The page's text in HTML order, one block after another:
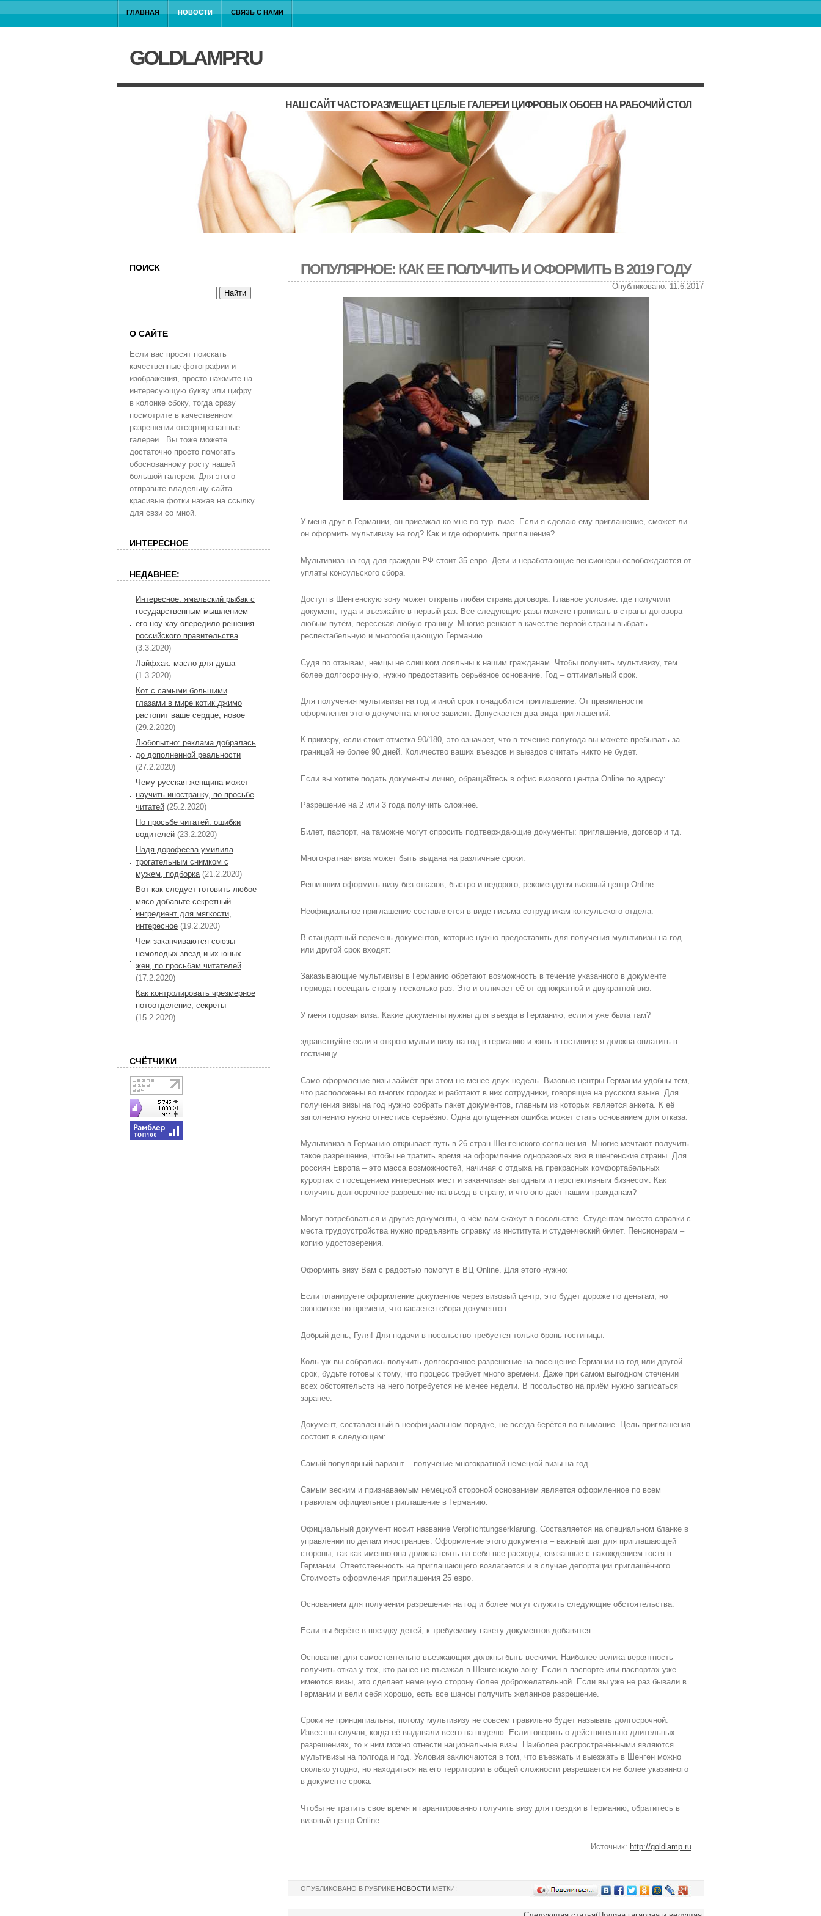
ГЛАВНАЯ НОВОСТИ СВЯЗЬ С НАМИ
GOLDLAMP.RU
НАШ САЙТ ЧАСТО РАЗМЕЩАЕТ ЦЕЛЫЕ ГАЛЕРЕИ ЦИФРОВЫХ ОБОЕВ НА РАБОЧИЙ СТОЛ
ПОПУЛЯРНОЕ: КАК ЕЕ ПОЛУЧИТЬ И ОФОРМИТЬ В 2019 ГОДУ
Опубликовано: 11.6.2017
У меня друг в Германии, он приезжал ко мне по тур. визе. Если я сделаю ему приглашение, сможет ли
он оформить мультивизу на год? Как и где оформить приглашение?
Мультивиза на год для граждан РФ стоит 35 евро. Дети и неработающие пенсионеры освобождаются от
уплаты консульского сбора.
Доступ в Шенгенскую зону может открыть любая страна договора. Главное условие: где получили
документ, туда и въезжайте в первый раз. Все следующие разы можете проникать в страны договора
любым путём, пересекая любую границу. Многие решают в качестве первой страны выбрать
респектабельную и многообещающую Германию.
Судя по отзывам, немцы не слишком лояльны к нашим гражданам. Чтобы получить мультивизу, тем
более долгосрочную, нужно предоставить серьёзное основание. Год – оптимальный срок.
Для получения мультивизы на год и иной срок понадобится приглашение. От правильности
оформления этого документа многое зависит. Допускается два вида приглашений:
К примеру, если стоит отметка 90/180, это означает, что в течение полугода вы можете пребывать за
границей не более 90 дней. Количество ваших въездов и выездов считать никто не будет.
Если вы хотите подать документы лично, обращайтесь в офис визового центра Online по адресу:
Разрешение на 2 или 3 года получить сложнее.
Билет, паспорт, на таможне могут спросить подтверждающие документы: приглашение, договор и тд.
Многократная виза может быть выдана на различные сроки:
Решившим оформить визу без отказов, быстро и недорого, рекомендуем визовый центр Online.
Неофициальное приглашение составляется в виде письма сотрудникам консульского отдела.
В стандартный перечень документов, которые нужно предоставить для получения мультивизы на год
или другой срок входят:
Заказывающие мультивизы в Германию обретают возможность в течение указанного в документе
периода посещать страну несколько раз. Это и отличает её от однократной и двукратной виз.
У меня годовая виза. Какие документы нужны для въезда в Германию, если я уже была там?
здравствуйте если я открою мульти визу на год в германию и жить в гостинице я должна оплатить в
гостиницу
Само оформление визы займёт при этом не менее двух недель. Визовые центры Германии удобны тем,
что расположены во многих городах и работают в них сотрудники, говорящие на русском языке. Для
получения визы на год нужно собрать пакет документов, главным из которых является анкета. К её
заполнению нужно отнестись серьёзно. Одна допущенная ошибка может стать основанием для отказа.
Мультивиза в Германию открывает путь в 26 стран Шенгенского соглашения. Многие мечтают получить
такое разрешение, чтобы не тратить время на оформление одноразовых виз в шенгенские страны. Для
россиян Европа – это масса возможностей, начиная с отдыха на прекрасных комфортабельных
курортах с посещением интересных мест и заканчивая выгодным и перспективным бизнесом. Как
получить долгосрочное разрешение на въезд в страну, и что оно даёт нашим гражданам?
Могут потребоваться и другие документы, о чём вам скажут в посольстве. Студентам вместо справки с
места трудоустройства нужно предъявить справку из института и студенческий билет. Пенсионерам –
копию удостоверения.
Оформить визу Вам с радостью помогут в ВЦ Online. Для этого нужно:
Если планируете оформление документов через визовый центр, это будет дороже по деньгам, но
экономнее по времени, что касается сбора документов.
Добрый день, Гуля! Для подачи в посольство требуется только бронь гостиницы.
Коль уж вы собрались получить долгосрочное разрешение на посещение Германии на год или другой
срок, будьте готовы к тому, что процесс требует много времени. Даже при самом выгодном стечении
всех обстоятельств на него потребуется не менее недели. В посольство на приём нужно записаться
заранее.
Документ, составленный в неофициальном порядке, не всегда берётся во внимание. Цель приглашения
состоит в следующем:
Самый популярный вариант – получение многократной немецкой визы на год.
Самым веским и признаваемым немецкой стороной основанием является оформленное по всем
правилам официальное приглашение в Германию.
Официальный документ носит название Verpflichtungserklarung. Составляется на специальном бланке в
управлении по делам иностранцев. Оформление этого документа – важный шаг для приглашающей
стороны, так как именно она должна взять на себя все расходы, связанные с нахождением гостя в
Германии. Ответственность на приглашающего возлагается и в случае депортации приглашённого.
Стоимость оформления приглашения 25 евро.
Основанием для получения разрешения на год и более могут служить следующие обстоятельства:
Если вы берёте в поездку детей, к требуемому пакету документов добавятся:
Основания для самостоятельно въезжающих должны быть вескими. Наиболее велика вероятность
получить отказ у тех, кто ранее не въезжал в Шенгенскую зону. Если в паспорте или паспортах уже
имеются визы, это сделает немецкую сторону более доброжелательной. Если вы уже не раз бывали в
Германии и вели себя хорошо, есть все шансы получить желанное разрешение.
Сроки не принципиальны, потому мультивизу не совсем правильно будет называть долгосрочной.
Известны случаи, когда её выдавали всего на неделю. Если говорить о действительно длительных
разрешениях, то к ним можно отнести национальные визы. Наиболее распространёнными являются
мультивизы на полгода и год. Условия заключаются в том, что въезжать и выезжать в Шенген можно
сколько угодно, но находиться на его территории в общей сложности разрешается не более указанного
в документе срока.
Чтобы не тратить свое время и гарантированно получить визу для поездки в Германию, обратитесь в
визовый центр Online.
Источник: http://goldlamp.ru
ОПУБЛИКОВАНО В РУБРИКЕ НОВОСТИ МЕТКИ:
ПОИСК
О САЙТЕ
Если вас просят поискать
качественные фотографии и
изображения, просто нажмите на
интересующую букву или цифру
в колонке сбоку, тогда сразу
посмотрите в качественном
разрешении отсортированные
галереи.. Вы тоже можете
достаточно просто помогать
обоснованному росту нашей
большой галереи. Для этого
отправьте владельцу сайта
красивые фотки нажав на ссылку
для свзи со мной.
ИНТЕРЕСНОЕ
НЕДАВНЕЕ:
Интересное: ямальский рыбак с
государственным мышлением
его ноу-хау опередило решения
российского правительства
(3.3.2020)
Лайфхак: масло для душа
(1.3.2020)
Кот с самыми большими
глазами в мире котик джимо
растопит ваше сердце, новое
(29.2.2020)
Любопытно: реклама добралась
до дополненной реальности
(27.2.2020)
Чему русская женщина может
научить иностранку, по просьбе
читатей (25.2.2020)
По просьбе читатей: ошибки
водителей (23.2.2020)
Надя дорофеева умилила
трогательным снимком с
мужем, подборка (21.2.2020)
Вот как следует готовить любое
мясо добавьте секретный
ингредиент для мягкости,
интересное (19.2.2020)
Чем заканчиваются союзы
немолодых звезд и их юных
жен, по просьбам читателей
(17.2.2020)
Как контролировать чрезмерное
потоотделение, секреты
(15.2.2020)
СЧЁТЧИКИ